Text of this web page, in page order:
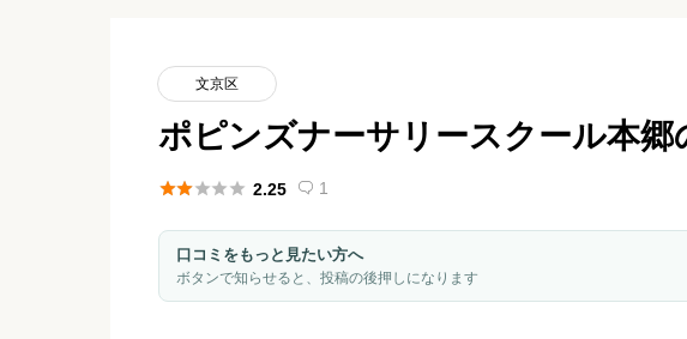
文京区
ポピンズナーサリースクール本郷
 2.25  1
口コミをもっと見たい方へ
ボタンで知らせると、投稿の後押しになります